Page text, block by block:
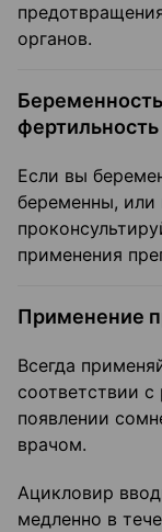
органов.
фертильность
Если вы
беременны, или
применения
Применение
Всегда
соответствии
появлении
врачом.
Ацикловир
медленно в